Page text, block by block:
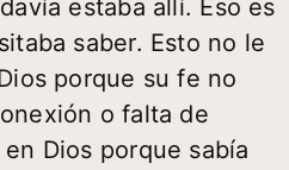
estaba allí. Eso es
saber. Esto no le
porque su fe no
o falta de
Dios porque sabía